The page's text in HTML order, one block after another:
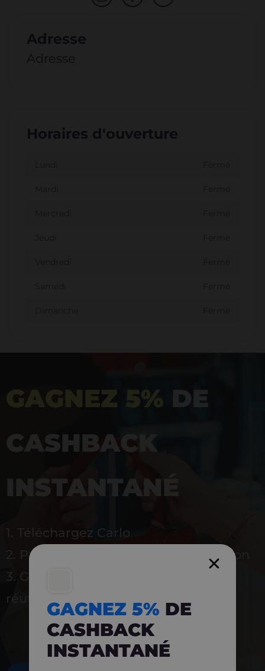
Adresse
Adresse
Horaires d'ouverture
GAGNEZ 5% DE
CASHBACK
INSTANTANÉ
1. Téléchargez Carlo
2. Payez en magasin avec l’application
3. Gagnez instantanément 5 % à
réutiliserGAGNEZ 5% DE
CASHBACK
INSTANTANÉ